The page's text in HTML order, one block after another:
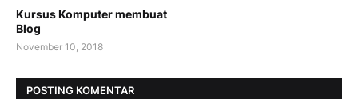
Kursus Komputer membuat
Blog
November 10, 2018
POSTING KOMENTAR